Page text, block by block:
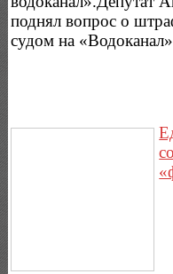
поднял вопрос о
судом на